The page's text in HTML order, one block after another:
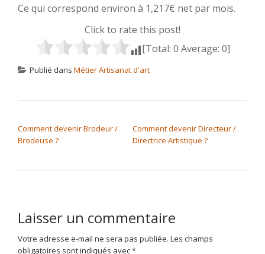
Ce qui correspond environ à 1,217€ net par mois.
Click to rate this post!
[Total: 0 Average: 0]
Publié dans Métier Artisanat d'art
Comment devenir Brodeur /
Brodeuse ?
Comment devenir Directeur /
Directrice Artistique ?
Laisser un commentaire
Votre adresse e-mail ne sera pas publiée. Les champs
obligatoires sont indiqués avec*